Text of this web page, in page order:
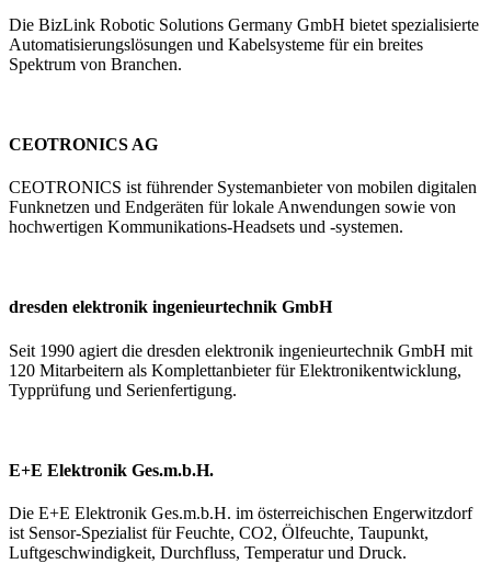
Die BizLink Robotic Solutions Germany GmbH bietet spezialisierte
Automatisierungslösungen und Kabelsysteme für ein breites
Spektrum von Branchen.
CEOTRONICS AG
CEOTRONICS ist führender Systemanbieter von mobilen digitalen
Funknetzen und Endgeräten für lokale Anwendungen sowie von
hochwertigen Kommunikations-Headsets und -systemen.
dresden elektronik ingenieurtechnik GmbH
Seit 1990 agiert die dresden elektronik ingenieurtechnik GmbH mit
120 Mitarbeitern als Komplettanbieter für Elektronikentwicklung,
Typprüfung und Serienfertigung.
E+E Elektronik Ges.m.b.H.
Die E+E Elektronik Ges.m.b.H. im österreichischen Engerwitzdorf
ist Sensor-Spezialist für Feuchte, CO2, Ölfeuchte, Taupunkt,
Luftgeschwindigkeit, Durchfluss, Temperatur und Druck.